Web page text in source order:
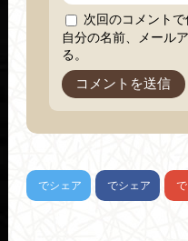
次回のコメント
自分の名前、メール
る。
でシェア でシェア